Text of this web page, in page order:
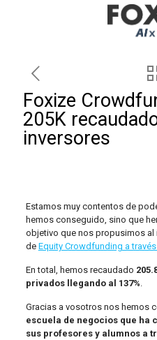
Foxize
205K
inversores
Estamos muy contentos de
hemos conseguido, sino que
objetivo que nos propusimos al
de Equity Crowdfunding a
En total, hemos recaudado
privados llegando al 137%.
Gracias a vosotros nos hemos
escuela de negocios que ha
sus profesores y alumnos a